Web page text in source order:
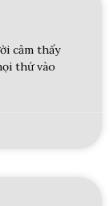
cảm thấy
thứ vào